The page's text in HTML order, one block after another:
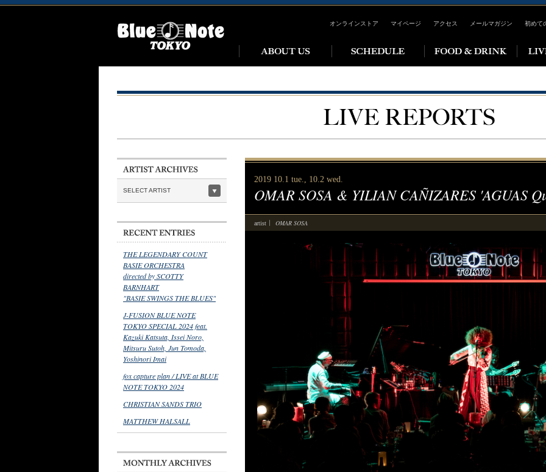
オンラインストア マイページ アクセス メールマガジン 初めて
SELECT ARTIST
THE LEGENDARY COUNT
BASIE ORCHESTRA
directed by SCOTTY
BARNHART
"BASIE SWINGS THE BLUES"
J-FUSION BLUE NOTE
TOKYO SPECIAL 2024 feat.
Kazuki Katsuta, Issei Noro,
Mitsuru Sutoh, Jun Tomoda,
Yoshinori Imai
fox capture plan / LIVE at BLUE
NOTE TOKYO 2024
CHRISTIAN SANDS TRIO
MATTHEW HALSALL
2019 10.1 tue., 10.2 wed.
OMAR SOSA & YILIAN CAÑIZARES 'AGUAS
artist OMAR SOSA